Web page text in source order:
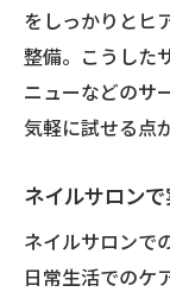
をしっかりとヒ
整備。こうした
ニューなどのサ
気軽に試せる点
ネイルサロン
ネイルサロンで
日常生活でのケ